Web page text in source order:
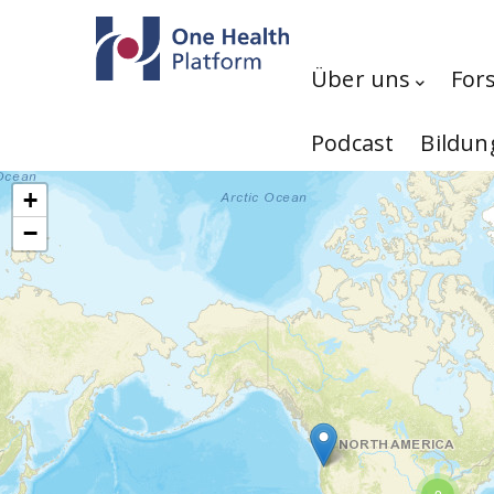
Direkt zum Inhalt
Über uns
Podcast
+
−